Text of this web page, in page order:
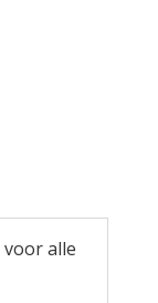
alle